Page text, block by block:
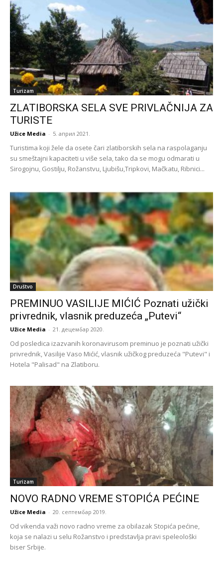
Turizam
ZLATIBORSKA SELA SVE PRIVLAČNIJA ZA
TURISTE
Užice Media - 5. април 2021.
Turistima koji žele da osete čari zlatiborskih sela na raspolaganju
su smeštajni kapaciteti u više sela, tako da se mogu odmarati u
Sirogojnu, Gostilju, Rožanstvu, Ljubišu,Tripkovi, Mačkatu, Ribnici...
Društvo
PREMINUO VASILIJE MIĆIĆ Poznati užički
privrednik, vlasnik preduzeća „Putevi“
Užice Media - 21. децембар 2020.
Od posledica izazvanih koronavirusom preminuo je poznati užički
privrednik, Vasilije Vaso Mićić, vlasnik užičkog preduzeća "Putevi" i
Hotela "Palisad" na Zlatiboru.
Turizam
NOVO RADNO VREME STOPIĆA PEĆINE
Užice Media - 20. септембар 2019.
Od vikenda važi novo radno vreme za obilazak Stopića pećine,
koja se nalazi u selu Rožanstvo i predstavlja pravi speleološki
biser Srbije.